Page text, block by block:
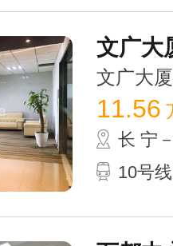
文广大
文广大
11.56
长 宁
10号